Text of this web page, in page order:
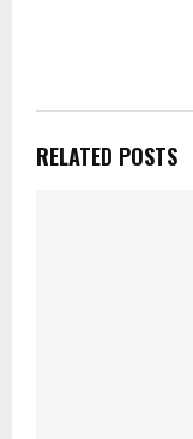
RELATED POSTS